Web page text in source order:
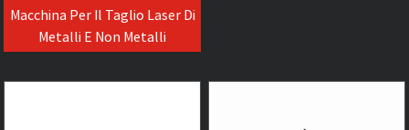
Macchina Per Il Taglio Laser Di
Metalli E Non Metalli